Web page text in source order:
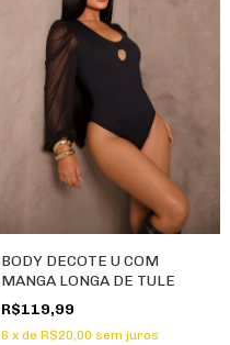
BODY DECOTE U COM
MANGA LONGA DE TULE
R$119,99
6 x de R$20,00 sem juros